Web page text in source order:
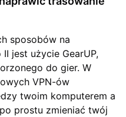
sposobów na
jest użycie GearUP,
do gier. W
VPN-ów
twoim komputerem a
prostu zmieniać twój